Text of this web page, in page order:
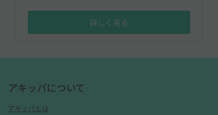
詳しく見る
アキッパについて
アキッパとは